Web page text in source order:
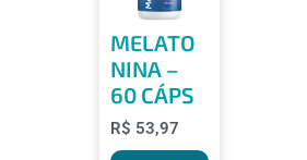
MELATO
NINA –
60 CÁPS
R$ 53,97